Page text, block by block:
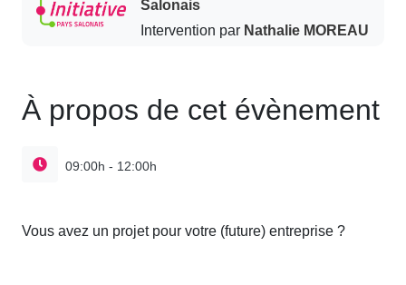
Intervention parNathalie MOREAU
À propos de cet évènement
09:00h - 12:00h
Vous avez un projet pour votre (future) entreprise ?